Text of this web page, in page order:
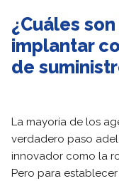
¿Cuáles
implantar
de
La mayoría de los
verdadero paso
innovador como la
Pero para